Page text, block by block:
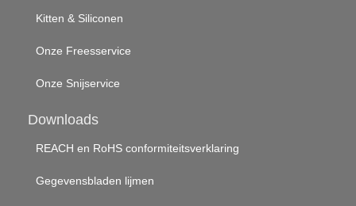
Kitten & Siliconen
Onze Freesservice
Onze Snijservice
Downloads
REACH en RoHS conformiteitsverklaring
Gegevensbladen lijmen